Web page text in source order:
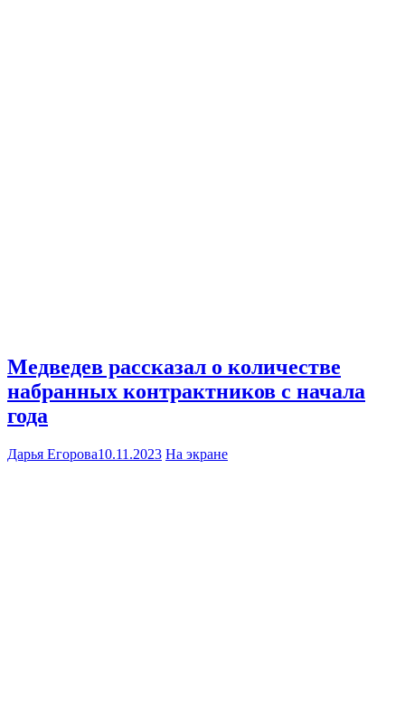
Медведев рассказал о количестве
набранных контрактников с начала
года
Дарья Егорова10.11.2023 На экране